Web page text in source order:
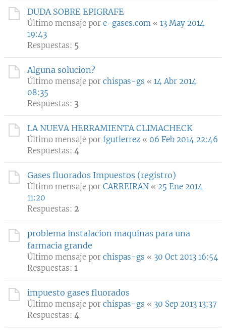
DUDA SOBRE EPIGRAFE
Último mensaje por e-gases.com « 13 May 2014
19:43
Respuestas: 5
Alguna solucion?
Último mensaje por chispas-gs « 14 Abr 2014
08:35
Respuestas: 3
LA NUEVA HERRAMIENTA CLIMACHECK
Último mensaje por fgutierrez « 06 Feb 2014 22:46
Respuestas: 4
Gases fluorados Impuestos (registro)
Último mensaje por CARREIRAN « 25 Ene 2014
11:20
Respuestas: 2
problema instalacion maquinas para una
farmacia grande
Último mensaje por chispas-gs « 30 Oct 2013 16:54
Respuestas: 1
impuesto gases fluorados
Último mensaje por chispas-gs « 30 Sep 2013 13:37
Respuestas: 4